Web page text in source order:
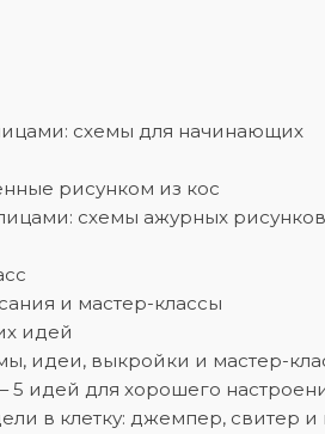
схемы для начинающих
рисунком из кос
схемы ажурных рисунков
и мастер-классы
идей
идеи, выкройки и мастер-
идей для хорошего
в клетку: джемпер, свитер и